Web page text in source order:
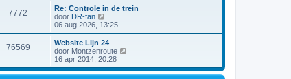
r
i
h
t
e
e
r
i
c
h
t
a
a
t
s
e
b
e
r
i
j
k
a
a
t
s
t
7772
Re: Controle in de trein
door DR-fan
e
k
i
j
k
a
06 aug 2026, 13:25
76569
Website Lijn 24
door Montzenroute
k
i
16 apr 2014, 20:28